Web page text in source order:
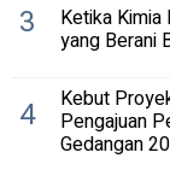
3 Ketika
yang Berani
4 Kebut
Pengajuan
Gedangan